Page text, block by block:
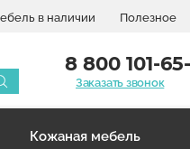
в наличии Полезное
8 800 101-
Заказать звонок
Кожаная мебель